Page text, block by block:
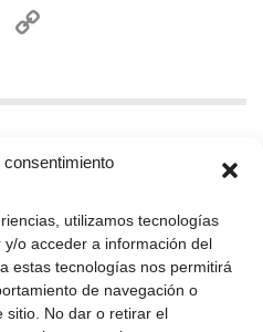
utilizamos tecnologías
o acceder a información del
estas tecnologías nos permitirá
de navegación o
sitio. No dar o retirar el
Email